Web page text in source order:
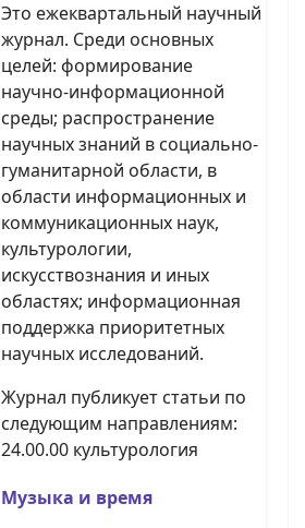
Это ежеквартальный научный
журнал. Среди основных
целей: формирование
научно-информационной
среды; распространение
научных знаний в социально-
гуманитарной области, в
области информационных и
коммуникационных наук,
культурологии,
искусствознания и иных
областях; информационная
поддержка приоритетных
научных исследований.
Журнал публикует статьи по
следующим направлениям:
24.00.00 культурология
Музыка и время